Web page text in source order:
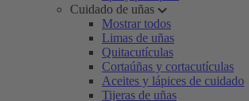
Cuidado de uñas
Mostrar todos
Limas de uñas
Quitacutículas
Cortaúñas y cortacutículas
Aceites y lápices de cuidado
Tijeras de uñas